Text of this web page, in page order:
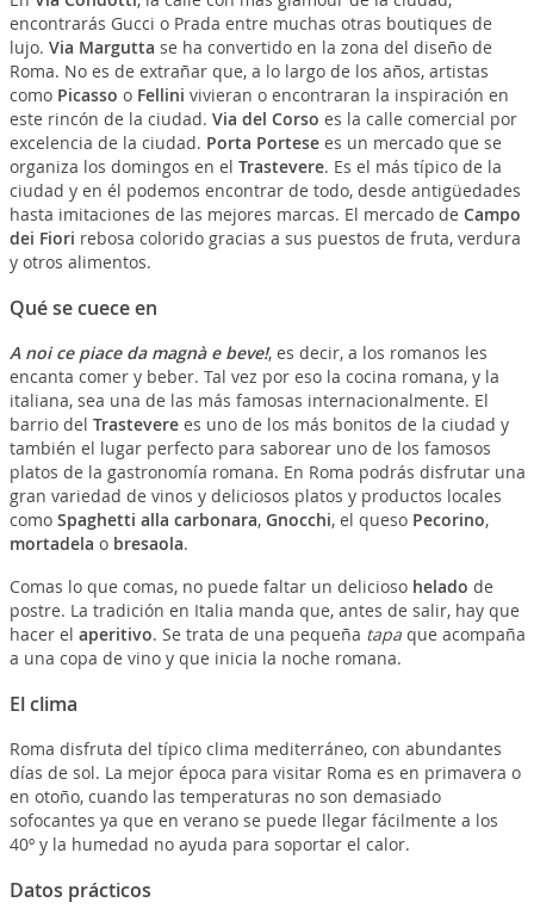
encontrarás Gucci o Prada entre muchas otras boutiques de
lujo. Via Margutta se ha convertido en la zona del diseño de
Roma. No es de extrañar que, a lo largo de los años, artistas
como Picasso o Fellini vivieran o encontraran la inspiración en
este rincón de la ciudad. Via del Corso es la calle comercial por
excelencia de la ciudad. Porta Portesees un mercado que se
organiza los domingos en el Trastevere. Es el más típico de la
ciudad y en él podemos encontrar de todo, desde antigüedades
hasta imitaciones de las mejores marcas. El mercado de Campo
dei Fiori rebosa colorido gracias a sus puestos de fruta, verdura
y otros alimentos.
Qué se cuece en
A noi ce piace da magnà e beve!, es decir, a los romanos les
encanta comer y beber. Tal vez por eso la cocina romana, y la
italiana, sea una de las más famosas internacionalmente. El
barrio del Trasteverees uno de los más bonitos de la ciudad y
también el lugar perfecto para saborear uno de los famosos
platos de la gastronomía romana. En Roma podrás disfrutar una
gran variedad de vinos y deliciosos platos y productos locales
como Spaghetti alla carbonara, Gnocchi, el queso Pecorino,
mortadela o bresaola.
Comas lo que comas, no puede faltar un delicioso helado de
postre. La tradición en Italia manda que, antes de salir, hay que
hacer el aperitivo. Se trata de una pequeña tapaque acompaña
a una copa de vino y que inicia la noche romana.
El clima
Roma disfruta del típico clima mediterráneo, con abundantes
días de sol. La mejor época para visitar Roma es en primavera o
en otoño, cuando las temperaturas no son demasiado
sofocantes ya que en verano se puede llegar fácilmente a los
40º y la humedad no ayuda para soportar el calor.
Datos prácticos